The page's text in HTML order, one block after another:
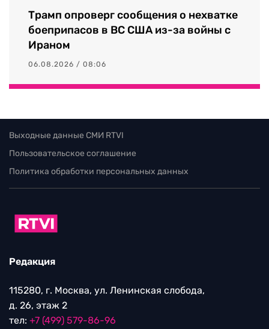
Трамп опроверг сообщения о нехватке
боеприпасов в ВС США из-за войны с
Ираном
06.08.2026 / 08:06
Выходные данные СМИ RTVI
Пользовательское соглашение
Политика обработки персональных данных
Редакция
115280, г. Москва, ул. Ленинская слобода,
д. 26, этаж 2
тел: +7 (499) 579-86-96